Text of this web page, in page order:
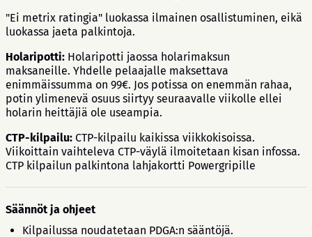
"Ei metrix ratingia" luokassa ilmainen osallistuminen, eikä
luokassa jaeta palkintoja.
Holaripotti: Holaripotti jaossa holarimaksun
maksaneille. Yhdelle pelaajalle maksettava
enimmäissumma on 99€. Jos potissa on enemmän rahaa,
potin ylimenevä osuus siirtyy seuraavalle viikolle ellei
holarin heittäjiä ole useampia.
CTP-kilpailu: CTP-kilpailu kaikissa viikkokisoissa.
Viikoittain vaihteleva CTP-väylä ilmoitetaan kisan infossa.
CTP kilpailun palkintona lahjakortti Powergripille
Säännöt ja ohjeet
Kilpailussa noudatetaan PDGA:n sääntöjä.